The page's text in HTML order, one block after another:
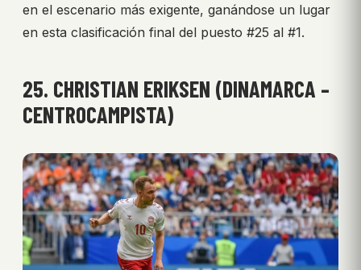
en el escenario más exigente, ganándose un lugar
en esta clasificación final del puesto #25 al #1.
25. CHRISTIAN ERIKSEN (DINAMARCA –
CENTROCAMPISTA)